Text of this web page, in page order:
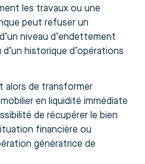
les travaux ou une
peut refuser un
niveau d’endettement
historique d’opérations
alors de transformer
en liquidité immédiate
de récupérer le bien
financière ou
génératrice de